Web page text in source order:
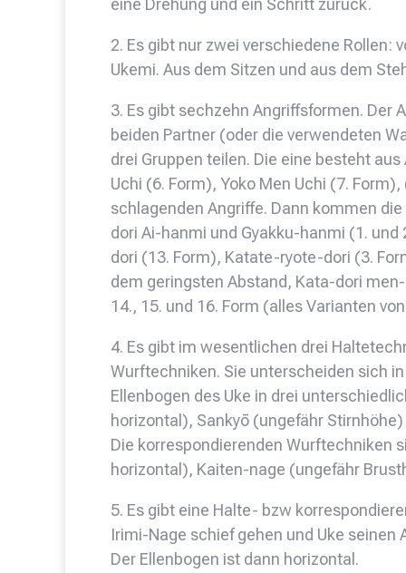
eine Drehung und ein Schritt zurück.
2. Es gibt nur zwei verschiedene Rollen:
Ukemi. Aus dem Sitzen und aus dem
3. Es gibt sechzehn Angriffsformen.
beiden Partner (oder die verwendeten
drei Gruppen teilen. Die eine besteht
Uchi (6. Form), Yoko Men Uchi (7.
schlagenden Angriffe. Dann kommen
dori Ai-hanmi und Gyakku-hanmi (1.
dori (13. Form), Katate-ryote-dori (3.
dem geringsten Abstand, Kata-dori
14., 15. und 16. Form (alles Varianten
4. Es gibt im wesentlichen drei
Wurftechniken. Sie unterscheiden sich
Ellenbogen des Uke in drei
horizontal), Sankyō (ungefähr
Die korrespondierenden Wurftechniken
horizontal), Kaiten-nage (ungefähr
5. Es gibt eine Halte- bzw
Irimi-Nage schief gehen und Uke
Der Ellenbogen ist dann horizontal.